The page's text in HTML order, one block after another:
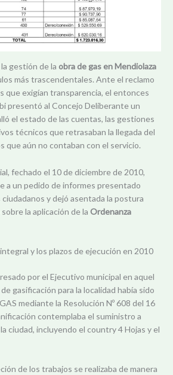
gestión de la obra de gas en Mendiolaza
más trascendentales. Ante el reclamo
que exigían transparencia, el entonces
presentó al Concejo Deliberante un
el estado de las cuentas, las gestiones
técnicos que retrasaban la llegada del
que aún no contaban con el servicio.
fechado el 10 de diciembre de 2010,
a un pedido de informes presentado
y dejó asentada la postura
la aplicación de la Ordenanza
y los plazos de ejecución en 2010
por el Ejecutivo municipal en aquel
gasificación para la localidad había sido
mediante la Resolución Nº 608 del 16
contemplaba el suministro a
ciudad, incluyendo el country 4 Hojas y el
de los trabajos se realizaba de manera